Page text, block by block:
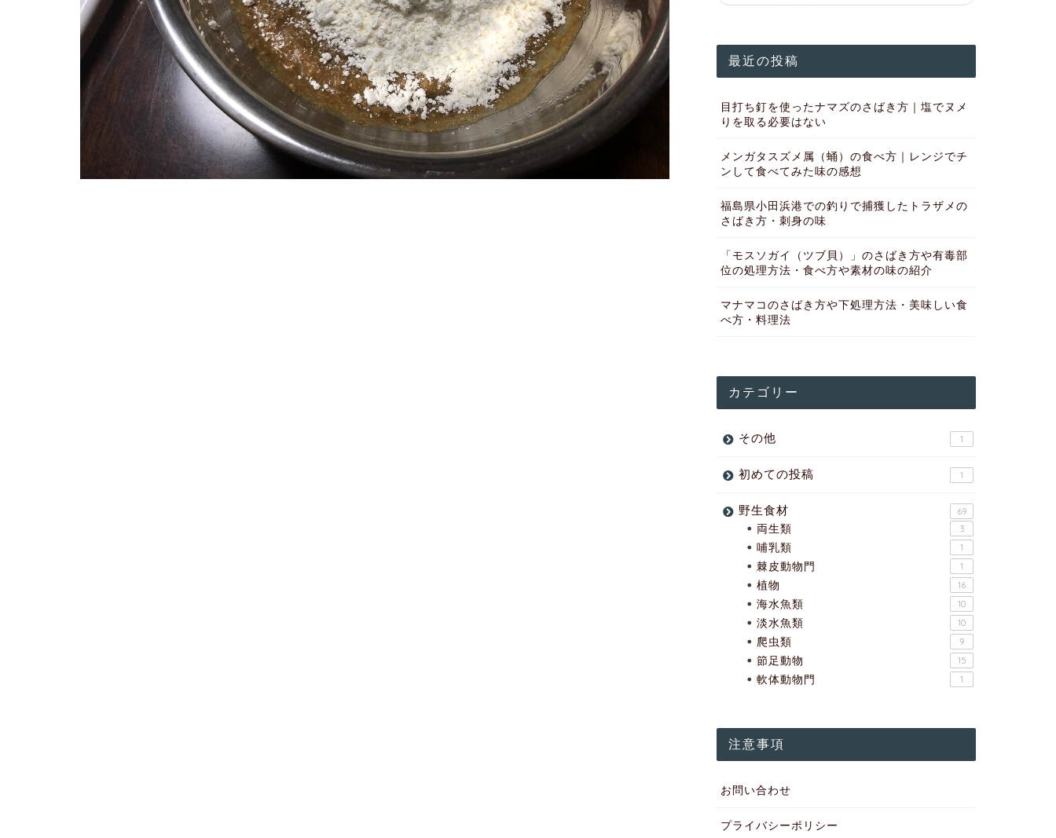
最近の投稿
目打ち釘を使ったナマズのさばき方｜塩でヌメ
りを取る必要はない
メンガタスズメ属（蛹）の食べ方｜レンジでチ
ンして食べてみた味の感想
福島県小田浜港での釣りで捕獲したトラザメの
さばき方・刺身の味
「モスソガイ（ツブ貝）」のさばき方や有毒部
位の処理方法・食べ方や素材の味の紹介
マナマコのさばき方や下処理方法・美味しい食
べ方・料理法
カテゴリー
その他 1
初めての投稿 1
野生食材 69
両生類 3
哺乳類 1
棘皮動物門 1
植物 16
海水魚類 10
淡水魚類 10
爬虫類 9
節足動物 15
軟体動物門 1
注意事項
お問い合わせ
プライバシーポリシー